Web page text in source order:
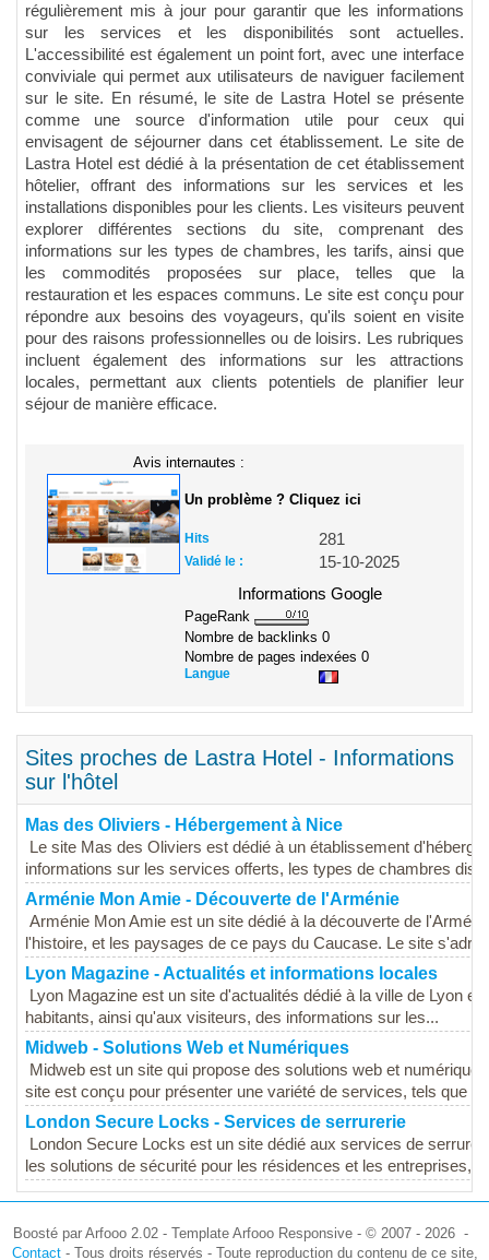
régulièrement mis à jour pour garantir que les informations
sur les services et les disponibilités sont actuelles.
L'accessibilité est également un point fort, avec une interface
conviviale qui permet aux utilisateurs de naviguer facilement
sur le site. En résumé, le site de Lastra Hotel se présente
comme une source d'information utile pour ceux qui
envisagent de séjourner dans cet établissement. Le site de
Lastra Hotel est dédié à la présentation de cet établissement
hôtelier, offrant des informations sur les services et les
installations disponibles pour les clients. Les visiteurs peuvent
explorer différentes sections du site, comprenant des
informations sur les types de chambres, les tarifs, ainsi que
les commodités proposées sur place, telles que la
restauration et les espaces communs. Le site est conçu pour
répondre aux besoins des voyageurs, qu'ils soient en visite
pour des raisons professionnelles ou de loisirs. Les rubriques
incluent également des informations sur les attractions
locales, permettant aux clients potentiels de planifier leur
séjour de manière efficace.
Avis internautes :
Un problème ? Cliquez ici
Hits 281
Validé le :
15-10-2025
Informations Google
PageRank
Nombre de backlinks 0
Nombre de pages indexées 0
Langue
Sites proches de Lastra Hotel - Informations
sur l'hôtel
Mas des Oliviers - Hébergement à Nice
Le site Mas des Oliviers est dédié à un établissement
informations sur les services offerts, les types de chambres
Arménie Mon Amie - Découverte de l'Arménie
Arménie Mon Amie est un site dédié à la découverte de
l'histoire, et les paysages de ce pays du Caucase. Le site
Lyon Magazine - Actualités et informations locales
Lyon Magazine est un site d'actualités dédié à la ville de Lyon
habitants, ainsi qu'aux visiteurs, des informations sur les...
Midweb - Solutions Web et Numériques
Midweb est un site qui propose des solutions web et
site est conçu pour présenter une variété de services, tels que la
London Secure Locks - Services de serrurerie
London Secure Locks est un site dédié aux services de
les solutions de sécurité pour les résidences et les entreprises,
Boosté par Arfooo 2.02 - Template Arfooo Responsive - © 2007 - 2026 -
Contact- Tous droits réservés - Toute reproduction du contenu de ce site,